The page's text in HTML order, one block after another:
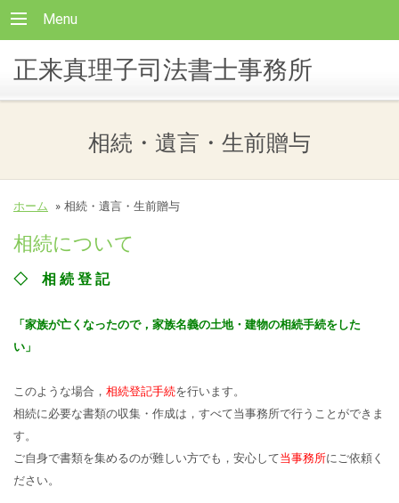
Menu
正来真理子司法書士事務所
相続・遺言・生前贈与
ホーム » 相続・遺言・生前贈与
相続について
◇ 相 続 登 記
「家族が亡くなったので，家族名義の土地・建物の相続手続をした
い」
このような場合， 相続登記手続を行います。
相続に必要な書類の収集・作成は，すべて当事務所で行うことができま
す。
ご自身で書類を集めるのが難しい方でも，安心して当事務所にご依頼く
ださい。